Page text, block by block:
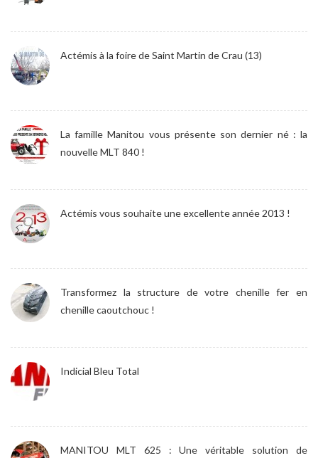
Actémis à la foire de Saint Martin de Crau (13)
La famille Manitou vous présente son dernier né : la
nouvelle MLT 840 !
Actémis vous souhaite une excellente année 2013 !
Transformez la structure de votre chenille fer en
chenille caoutchouc !
Indicial Bleu Total
MANITOU MLT 625 : Une véritable solution de